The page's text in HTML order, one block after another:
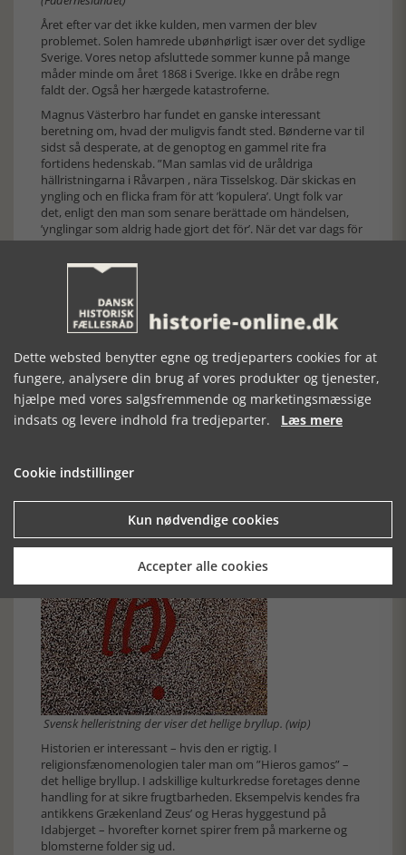
Året efter var det ikke kulden, men varmen der blev
problemet. Solen hamrede ubønhørligt især over det sydlige
Sverige. Vores netop afsluttede sommer kunne på mange
måder minde om året 1868 i Sverige. Ikke en dråbe regn
faldt der. Også her hærgede katastroferne.
Magnus Västerbro har fundet en ganske interessant
beretning om, hvad der muligvis fandt sted. Bønderne var til
sidst så desperate, at de genoptog en gammel rite fra
fortidens hedenskab. ”Man samlas vid de uråldriga
hällristningarna i Råvarpen , nära Tisselskog. Där skickas en
yngling och en flicka fram för att ’kopulera’. Ungt folk var
det, enligt den man som senare berättade om händelsen,
’ynglingar som aldrig hade gjort det för’. När det var dags för
den unge mannens utlösning ska han istället för att komma
i flickans sköte ha dragit sig ur och tömt sin säd i en av
hällristningarna, en så kallad skålgrop. Därefter blandades
innan blandingen ströddes ut över åkermarken. En
fruktbarshetrit, genomförd på fullt alvar, i i Sverige år
Svensk helleristning der viser det hellige bryllup. (wip)
Historien er interessant – hvis den er rigtig. I
religionsfænomenologien taler man om ”Hieros gamos” –
det hellige bryllup. I adskillige kulturkredse foretages denne
handling for at sikre frugtbarheden. Eksempelvis kendes fra
antikkens Grækenland Zeus’ og Heras hyggestund på
Idabjerget – hvorefter kornet spirer frem på markerne og
blomsterne folder sig ud.
Dette websted benytter egne og tredjeparters cookies for at
fungere, analysere din brug af vores produkter og tjenester,
hjælpe med vores salgsfremmende og marketingsmæssige
indsats og levere indhold fra tredjeparter. Læs mere
Cookie indstillinger
Kun nødvendige cookies
Accepter alle cookies